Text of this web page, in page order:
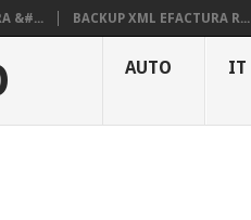
&#... BACKUP XML EFACTURA R...
AUTO IT